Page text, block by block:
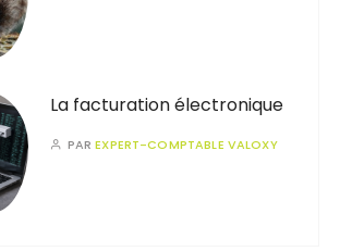
La facturation électronique
PAREXPERT-COMPTABLE VALOXY